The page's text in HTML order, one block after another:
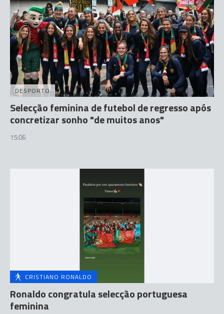
DESPORTO
Selecção feminina de futebol de regresso após
concretizar sonho "de muitos anos"
15:06
CRISTIANO RONALDO
Ronaldo congratula selecção portuguesa
feminina